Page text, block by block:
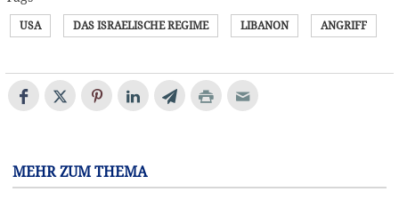
USA DAS ISRAELISCHE REGIME LIBANON ANGRIFF
MEHR ZUM THEMA